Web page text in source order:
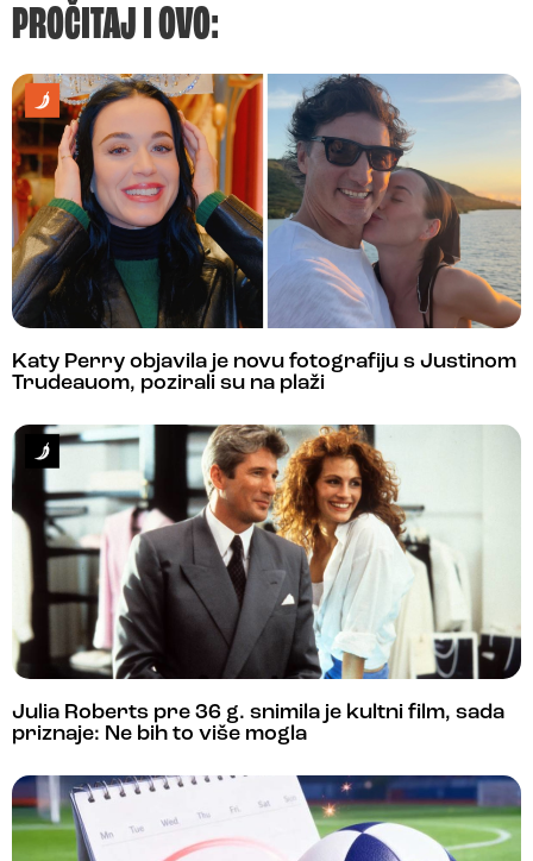
PROČITAJ I OVO:
Katy Perry objavila je novu fotografiju s Justinom
Trudeauom, pozirali su na plaži
Julia Roberts pre 36 g. snimila je kultni film, sada
priznaje: Ne bih to više mogla